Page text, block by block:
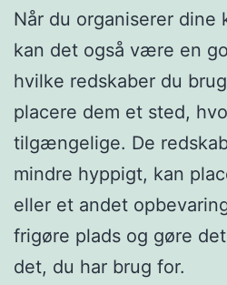
Når du organiserer dine
kan det også være en
hvilke redskaber du
placere dem et sted,
tilgængelige. De
mindre hyppigt, kan
eller et andet
frigøre plads og gøre
det, du har brug for.